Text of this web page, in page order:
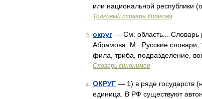
или национальной республики
Толковый словарь Ушакова
3 округ — См. область... Словарь
Абрамова, М.: Русские словари,
фила, триба, подразделение,
Словарь синонимов
4 ОКРУГ — 1) в ряде государств
единица. В РФ существуют